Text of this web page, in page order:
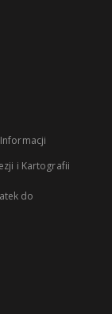
i Kartografii
do